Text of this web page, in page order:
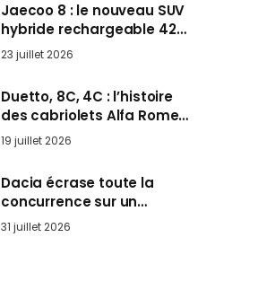
Jaecoo 8 : le nouveau SUV
hybride rechargeable 428
ch qui vise l’Audi Q7 arrive
en Europe cet automne
23 juillet 2026
Duetto, 8C, 4C : l’histoire
des cabriolets Alfa Romeo,
ces Spider qui ont défini
l’art de rouler cheveux au
vent
19 juillet 2026
Dacia écrase toute la
concurrence sur un
marché où personne ne
l’attendait
31 juillet 2026